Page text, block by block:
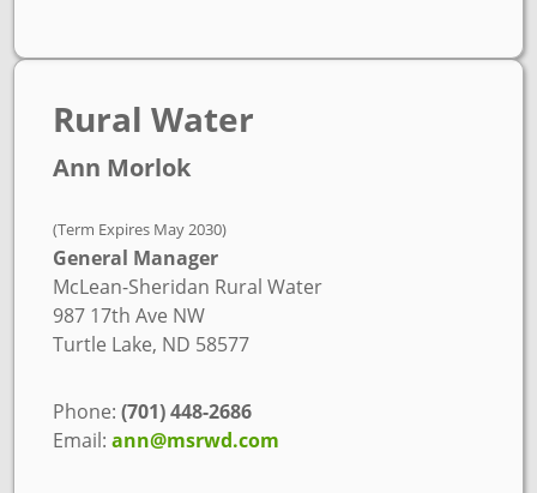
Rural Water
Ann Morlok
(Term Expires May 2030)
General Manager
McLean-Sheridan Rural Water
987 17th Ave NW
Turtle Lake, ND 58577
Phone:(701) 448-2686
Email:ann@msrwd.com